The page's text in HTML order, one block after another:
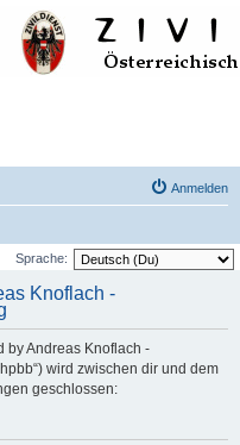
Anmelden
Sprache:
Knoflach -
by Andreas Knoflach -
wird zwischen dir und dem
geschlossen: